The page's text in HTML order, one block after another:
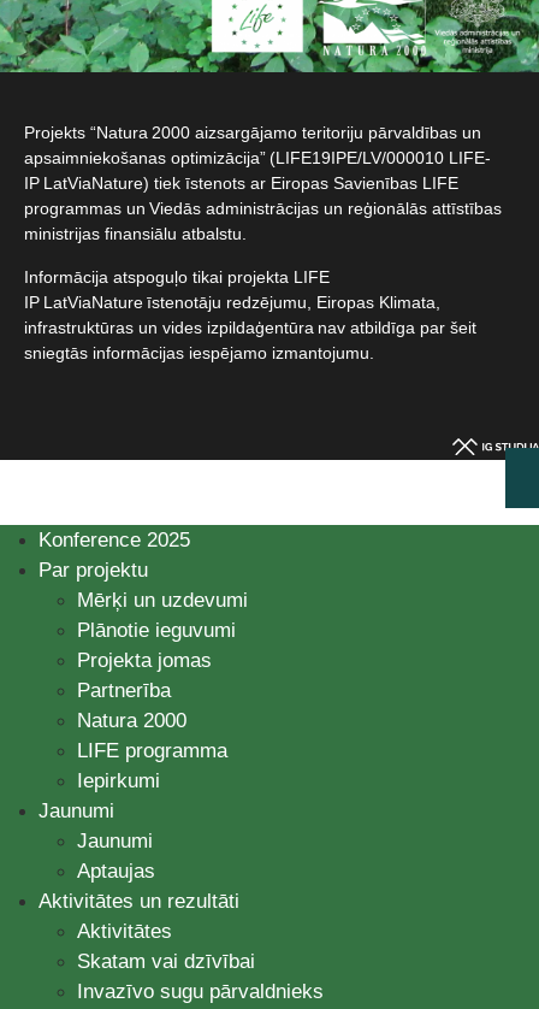
Projekts “Natura 2000 aizsargājamo teritoriju pārvaldības un
apsaimniekošanas optimizācija” (LIFE19IPE/LV/000010 LIFE-
IP LatViaNature) tiek īstenots ar Eiropas Savienības LIFE
programmas un Viedās administrācijas un reģionālās attīstības
ministrijas finansiālu atbalstu.​
Informācija atspoguļo tikai projekta LIFE
IP LatViaNature īstenotāju redzējumu, Eiropas Klimata,
infrastruktūras un vides izpildaģentūra nav atbildīga par šeit
sniegtās informācijas iespējamo izmantojumu.​
Konference 2025
Par projektu
Mērķi un uzdevumi
Plānotie ieguvumi
Projekta jomas
Partnerība
Natura 2000
LIFE programma
Iepirkumi
Jaunumi
Jaunumi
Aptaujas
Aktivitātes un rezultāti
Aktivitātes
Skatam vai dzīvībai
Invazīvo sugu pārvaldnieks